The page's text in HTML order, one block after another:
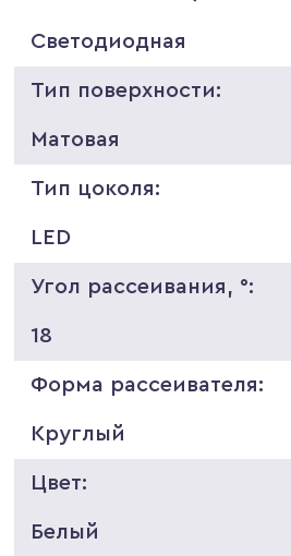
Светодиодная
Тип поверхности:
Матовая
Тип цоколя:
LED
Угол рассеивания, °:
18
Форма рассеивателя:
Круглый
Цвет:
Белый